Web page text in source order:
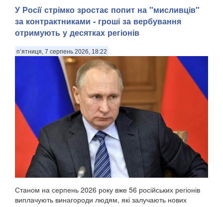
У Росії стрімко зростає попит на "мисливців"
за контрактниками - гроші за вербування
отримують у десятках регіонів
п’ятниця, 7 серпень 2026, 18:22
Станом на серпень 2026 року вже 56 російських регіонів
виплачують винагороди людям, які залучають нових